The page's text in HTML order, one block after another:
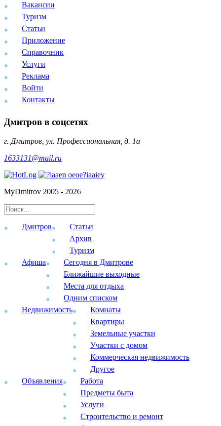
Вакансии
Туризм
Статьи
Приложение
Справочник
Услуги
Реклама
Войти
Контакты
Дмитров в соцсетях
г. Дмитров, ул. Профессиональная, д. 1а
1633131@mail.ru
MyDmitrov 2005 - 2026
Дмитров
Статьи
Архив
Туризм
Афиша
Сегодня в Дмитрове
Ближайшие выходные
Места для отдыха
Одним списком
Недвижимость
Комнаты
Квартиры
Земельные участки
Участки с домом
Коммерческая недвижимость
Другое
Объявления
Работа
Предметы быта
Услуги
Строительство и ремонт